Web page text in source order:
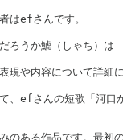
はefさんです。
ろうか鯱（しゃち）は
現や内容について詳細
、efさんの短歌「河
のある作品です。最